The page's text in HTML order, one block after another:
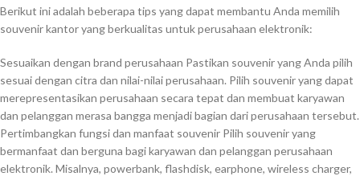
Berikut ini adalah beberapa tips yang dapat membantu Anda memilih
souvenir kantor yang berkualitas untuk perusahaan elektronik:
Sesuaikan dengan brand perusahaan Pastikan souvenir yang Anda pilih
sesuai dengan citra dan nilai-nilai perusahaan. Pilih souvenir yang dapat
merepresentasikan perusahaan secara tepat dan membuat karyawan
dan pelanggan merasa bangga menjadi bagian dari perusahaan tersebut.
Pertimbangkan fungsi dan manfaat souvenir Pilih souvenir yang
bermanfaat dan berguna bagi karyawan dan pelanggan perusahaan
elektronik. Misalnya, powerbank, flashdisk, earphone, wireless charger,